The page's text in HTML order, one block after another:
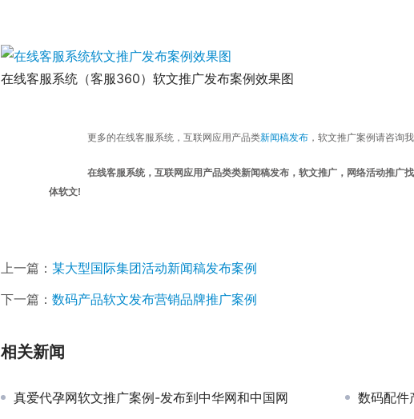
在线客服系统（客服360）软文推广发布案例效果图
	更多的在线客服系统，互联网应用产品类
新闻稿发布 ，软文推广案例请咨询
在线客服系统，互联网应用产品类类新闻稿发布，软文推广，网络活动推广
体软文!
上一篇： 某大型国际集团活动新闻稿发布案例
下一篇： 数码产品软文发布营销品牌推广案例
相关新闻
真爱代孕网软文推广案例-发布到中华网和中国网 数码配件